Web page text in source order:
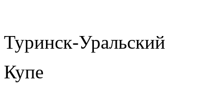
Туринск-Уральский
Купе